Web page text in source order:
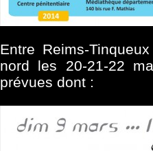
Entre Reims-
nord les 20-21-22
prévues dont :